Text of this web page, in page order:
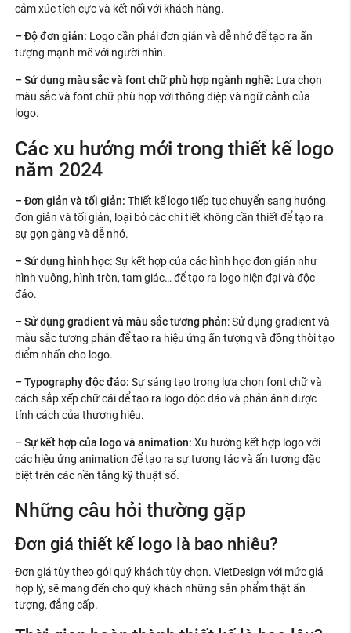
cảm xúc tích cực và kết nối với khách hàng.
– Độ đơn giản: Logo cần phải đơn giản và dễ nhớ để tạo ra ấn
tượng mạnh mẽ với người nhìn.
– Sử dụng màu sắc và font chữ phù hợp ngành nghề: Lựa chọn
màu sắc và font chữ phù hợp với thông điệp và ngữ cảnh của
logo.
Các xu hướng mới trong thiết kế logo
năm 2024
– Đơn giản và tối giản: Thiết kế logo tiếp tục chuyển sang hướng
đơn giản và tối giản, loại bỏ các chi tiết không cần thiết để tạo ra
sự gọn gàng và dễ nhớ.
– Sử dụng hình học: Sự kết hợp của các hình học đơn giản như
hình vuông, hình tròn, tam giác… để tạo ra logo hiện đại và độc
đáo.
– Sử dụng gradient và màu sắc tương phản: Sử dụng gradient và
màu sắc tương phản để tạo ra hiệu ứng ấn tượng và đồng thời tạo
điểm nhấn cho logo.
– Typography độc đáo: Sự sáng tạo trong lựa chọn font chữ và
cách sắp xếp chữ cái để tạo ra logo độc đáo và phản ánh được
tính cách của thương hiệu.
– Sự kết hợp của logo và animation: Xu hướng kết hợp logo với
các hiệu ứng animation để tạo ra sự tương tác và ấn tượng đặc
biệt trên các nền tảng kỹ thuật số.
Những câu hỏi thường gặp
Đơn giá thiết kế logo là bao nhiêu?
Đơn giá tùy theo gói quý khách tùy chọn. VietDesign với mức giá
hợp lý, sẽ mang đến cho quý khách những sản phẩm thật ấn
tượng, đẳng cấp.